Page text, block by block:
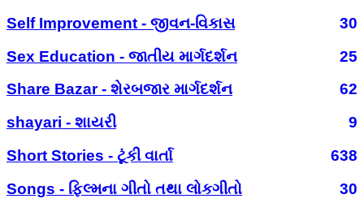
Self Improvement - જીવન-વિકાસ
30
Sex Education - જાતીય માર્ગદર્શન
25
Share Bazar - શેરબજાર માર્ગદર્શન
62
shayari - શાયરી
9
Short Stories - ટૂંકી વાર્તા
638
Songs - ફિલ્મના ગીતો તથા લોકગીતો
30